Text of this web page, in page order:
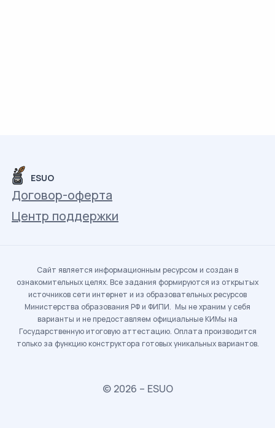
ESUO
Договор-оферта
Центр поддержки
Сайт является информационным ресурсом и создан в
ознакомительных целях. Все задания формируются из открытых
источников сети интернет и из образовательных ресурсов
Министерства образования РФ и ФИПИ. Мы не храним у себя
варианты и не предоставляем официальные КИМы на
Государственную итоговую аттестацию. Оплата производится
только за функцию конструктора готовых уникальных вариантов.
© 2026 – ESUO